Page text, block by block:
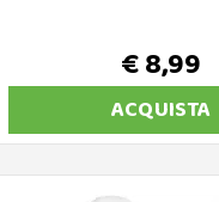
€ 8,99
ACQUISTA